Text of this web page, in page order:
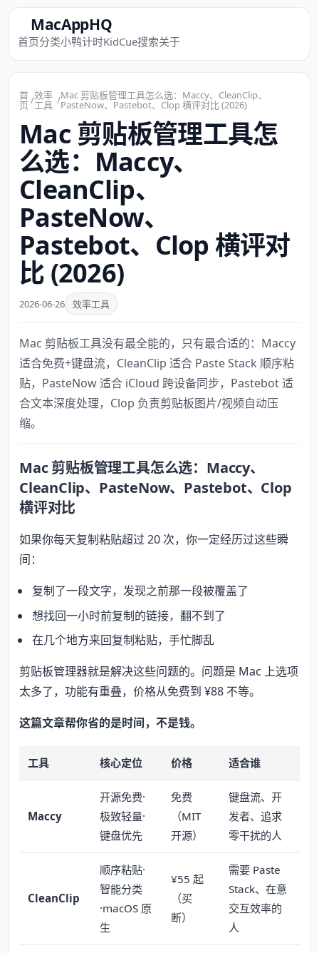
MacAppHQ
首页分类小鸭计时KidCue搜索关于
首
页 /效率
工具 /Mac 剪贴板管理工具怎么选：Maccy、CleanClip、
PasteNow、Pastebot、Clop 横评对比 (2026)
Mac 剪贴板管理工具怎
么选：Maccy、
CleanClip、
PasteNow、
Pastebot、Clop 横评对
比 (2026)
2026-06-26 效率工具
Mac 剪贴板工具没有最全能的，只有最合适的：Maccy
适合免费+键盘流，CleanClip 适合 Paste Stack 顺序粘
贴，PasteNow 适合 iCloud 跨设备同步，Pastebot 适
合文本深度处理，Clop 负责剪贴板图片/视频自动压
缩。
Mac 剪贴板管理工具怎么选：Maccy、
CleanClip、PasteNow、Pastebot、Clop
横评对比
如果你每天复制粘贴超过 20 次，你一定经历过这些瞬
间：
复制了一段文字，发现之前那一段被覆盖了
想找回一小时前复制的链接，翻不到了
在几个地方来回复制粘贴，手忙脚乱
剪贴板管理器就是解决这些问题的。问题是 Mac 上选项
太多了，功能有重叠，价格从免费到 ¥88 不等。
这篇文章帮你省的是时间，不是钱。
工具 核心定位 价格 适合谁
Maccy
开源免费·
极致轻量·
键盘优先
免费
（MIT
开源）
键盘流、开
发者、追求
零干扰的人
CleanClip
顺序粘贴·
智能分类
·macOS 原
生
¥55 起
（买
断）
需要 Paste
Stack、在意
交互效率的
人